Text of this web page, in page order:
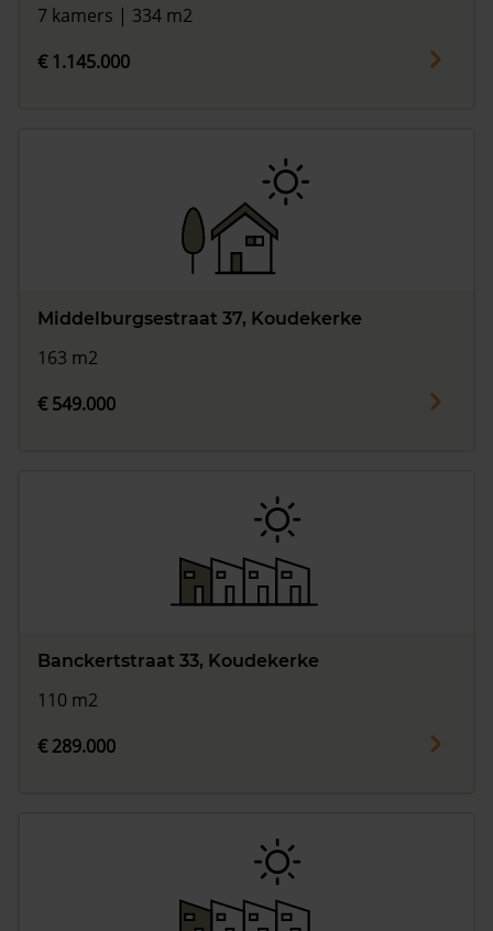
7 kamers | 334 m2
€ 1.145.000
Middelburgsestraat 37, Koudekerke
163 m2
€ 549.000
Banckertstraat 33, Koudekerke
110 m2
€ 289.000